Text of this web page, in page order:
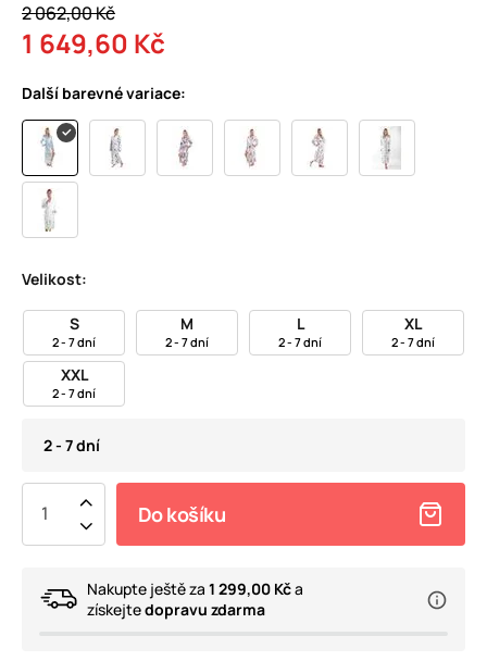
2 062,00 Kč
1 649,60 Kč
Další barevné variace:
Velikost:
S
2 - 7 dní
M
2 - 7 dní
L
2 - 7 dní
XL
2 - 7 dní
XXL
2 - 7 dní
2 - 7 dní
Do košíku
Nakupte ještě za 1 299,00 Kča
získejtedopravu zdarma